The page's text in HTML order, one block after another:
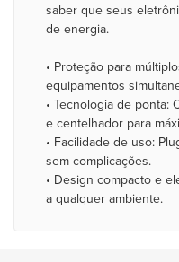
saber que seus
de energia.
• Proteção para
equipamentos
• Tecnologia de ponta:
e centelhador para
• Facilidade de uso:
sem complicações.
• Design compacto e
a qualquer ambiente.